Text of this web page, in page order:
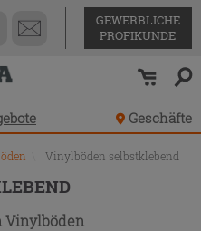
GEWERBLICHE
PROFIKUNDE
Geschäfte
Vinylböden selbstklebend
Vinylböden